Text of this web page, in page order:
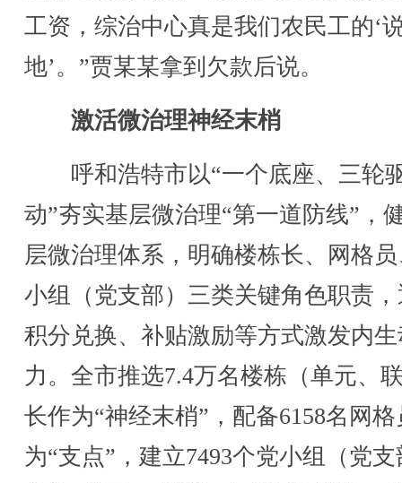
工资，综治中心真是我们农民工的‘
地’。”贾某某拿到欠款后说。
激活微治理神经末梢
呼和浩特市以“一个底座、三轮
动”夯实基层微治理“第一道防线”，
层微治理体系，明确楼栋长、网格
小组（党支部）三类关键角色职责
积分兑换、补贴激励等方式激发内
力。全市推选7.4万名楼栋（单元、
长作为“神经末梢”，配备6158名网
为“支点”，建立7493个党小组（党